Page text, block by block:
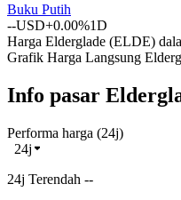
Buku Putih
--USD+0.00%1D
Harga Elderglade (ELDE)
Grafik Harga Langsung
Info pasar
Performa harga (24j)
24j
24j Terendah --